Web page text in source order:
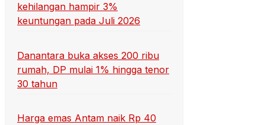
kehilangan hampir 3%
keuntungan pada Juli 2026
Danantara buka akses 200 ribu
rumah, DP mulai 1% hingga tenor
30 tahun
Harga emas Antam naik Rp 40